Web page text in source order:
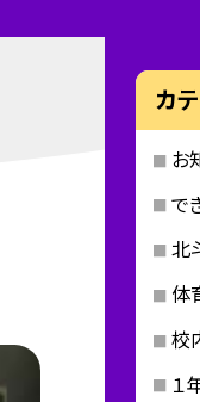
カ
お
で
北
体
校
１